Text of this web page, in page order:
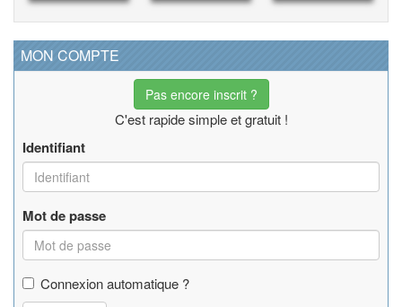
MON COMPTE
Pas encore inscrit ?
C'est rapide simple et gratuit !
Identifiant
Mot de passe
Connexion automatique ?